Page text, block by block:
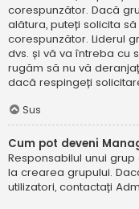
corespunzător. Dacă
alătura, puteți solicita
corespunzător. Liderul
dvs. și vă va întreba cu
rugăm să nu vă
dacă respingeți
Sus
Cum pot deveni
Responsabilul unui
la crearea grupului.
utilizatori, contactați